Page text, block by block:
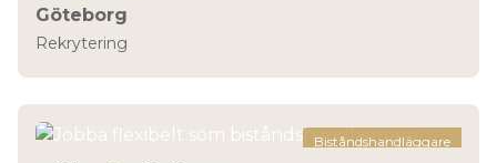
Göteborg
Rekrytering
Biståndshandläggare